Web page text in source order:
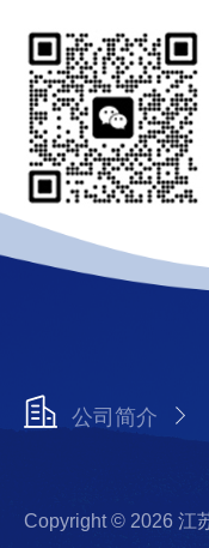
公司简介
Copyright © 2026 江